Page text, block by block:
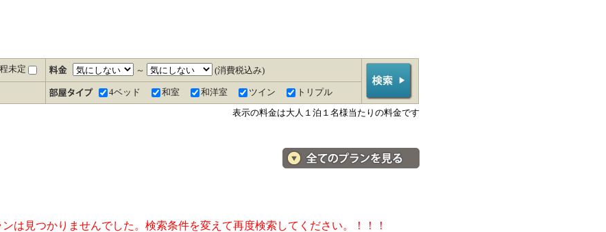
未定 ～ (消費税込み)
4ベッド 和室 和洋室 ツイン
トリプル
表示の料金は大人１泊１名様当たりの料金です
料金・宿泊プラン一覧へ
ンは見つかりませんでした。検索条件を変えて再度検索してください。！！！